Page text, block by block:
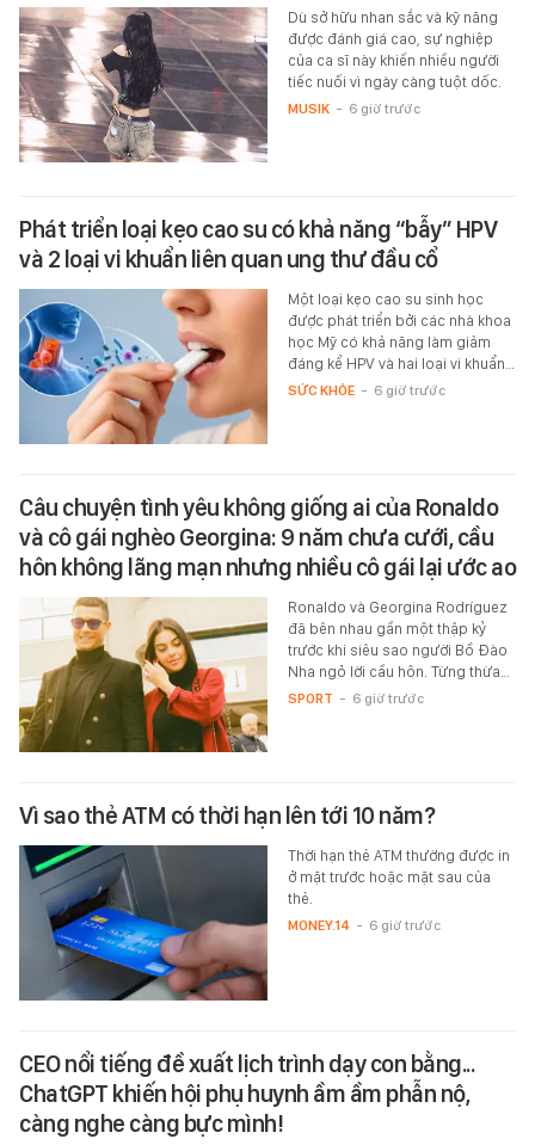
Dù sở hữu nhan sắc và kỹ năng
được đánh giá cao, sự nghiệp
của ca sĩ này khiến nhiều người
tiếc nuối vì ngày càng tuột dốc.
MUSIK - 6 giờ trước
Phát triển loại kẹo cao su có khả năng “bẫy” HPV
và 2 loại vi khuẩn liên quan ung thư đầu cổ
Một loại kẹo cao su sinh học
được phát triển bởi các nhà khoa
học Mỹ có khả năng làm giảm
đáng kể HPV và hai loại vi khuẩn…
SỨC KHỎE - 6 giờ trước
Câu chuyện tình yêu không giống ai của Ronaldo
và cô gái nghèo Georgina: 9 năm chưa cưới, cầu
hôn không lãng mạn nhưng nhiều cô gái lại ước ao
Ronaldo và Georgina Rodríguez
đã bên nhau gần một thập kỷ
trước khi siêu sao người Bồ Đào
Nha ngỏ lời cầu hôn. Từng thừa…
SPORT - 6 giờ trước
Vì sao thẻ ATM có thời hạn lên tới 10 năm?
Thời hạn thẻ ATM thường được in
ở mặt trước hoặc mặt sau của
thẻ.
MONEY.14 - 6 giờ trước
CEO nổi tiếng đề xuất lịch trình dạy con bằng...
ChatGPT khiến hội phụ huynh ầm ầm phẫn nộ,
càng nghe càng bực mình!